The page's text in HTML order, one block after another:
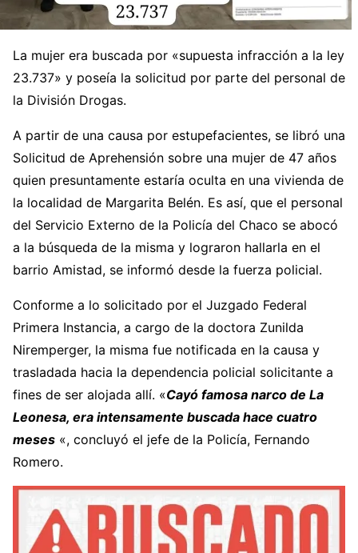
La mujer era buscada por «supuesta infracción a la ley
23.737» y poseía la solicitud por parte del personal de
la División Drogas.
A partir de una causa por estupefacientes, se libró una
Solicitud de Aprehensión sobre una mujer de 47 años
quien presuntamente estaría oculta en una vivienda de
la localidad de Margarita Belén. Es así, que el personal
del Servicio Externo de la Policía del Chaco se abocó
a la búsqueda de la misma y lograron hallarla en el
barrio Amistad, se informó desde la fuerza policial.
Conforme a lo solicitado por el Juzgado Federal
Primera Instancia, a cargo de la doctora Zunilda
Niremperger, la misma fue notificada en la causa y
trasladada hacia la dependencia policial solicitante a
fines de ser alojada allí. «Cayó famosa narco de La
Leonesa, era intensamente buscada hace cuatro
meses «, concluyó el jefe de la Policía, Fernando
Romero.